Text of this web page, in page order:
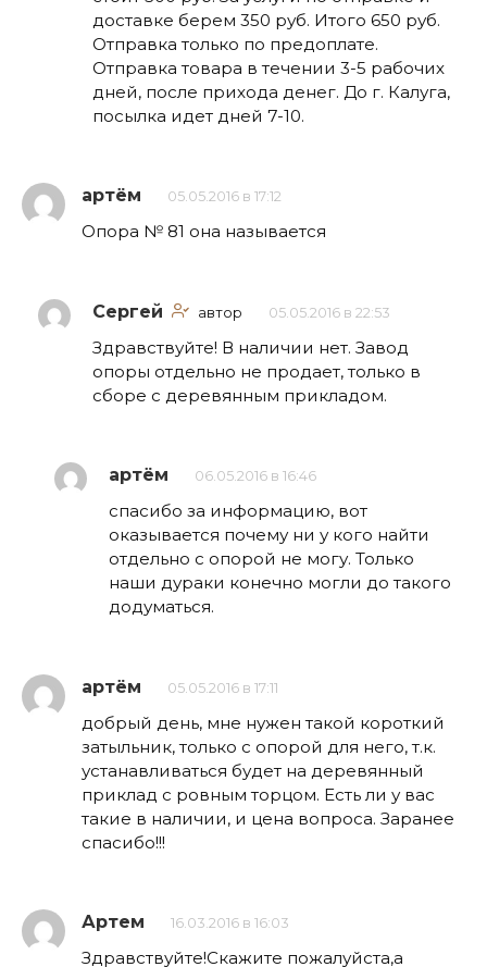
доставке берем 350 руб. Итого 650 руб.
Отправка только по предоплате.
Отправка товара в течении 3-5 рабочих
дней, после прихода денег. До г. Калуга,
посылка идет дней 7-10.
артём 05.05.2016 в 17:12
Опора № 81 она называется
Сергей автор 05.05.2016 в 22:53
Здравствуйте! В наличии нет. Завод
опоры отдельно не продает, только в
сборе с деревянным прикладом.
артём 06.05.2016 в 16:46
спасибо за информацию, вот
оказывается почему ни у кого найти
отдельно с опорой не могу. Только
наши дураки конечно могли до такого
додуматься.
артём 05.05.2016 в 17:11
добрый день, мне нужен такой короткий
затыльник, только с опорой для него, т.к.
устанавливаться будет на деревянный
приклад с ровным торцом. Есть ли у вас
такие в наличии, и цена вопроса. Заранее
спасибо!!!
Артем 16.03.2016 в 16:03
Здравствуйте!Скажите пожалуйста,а